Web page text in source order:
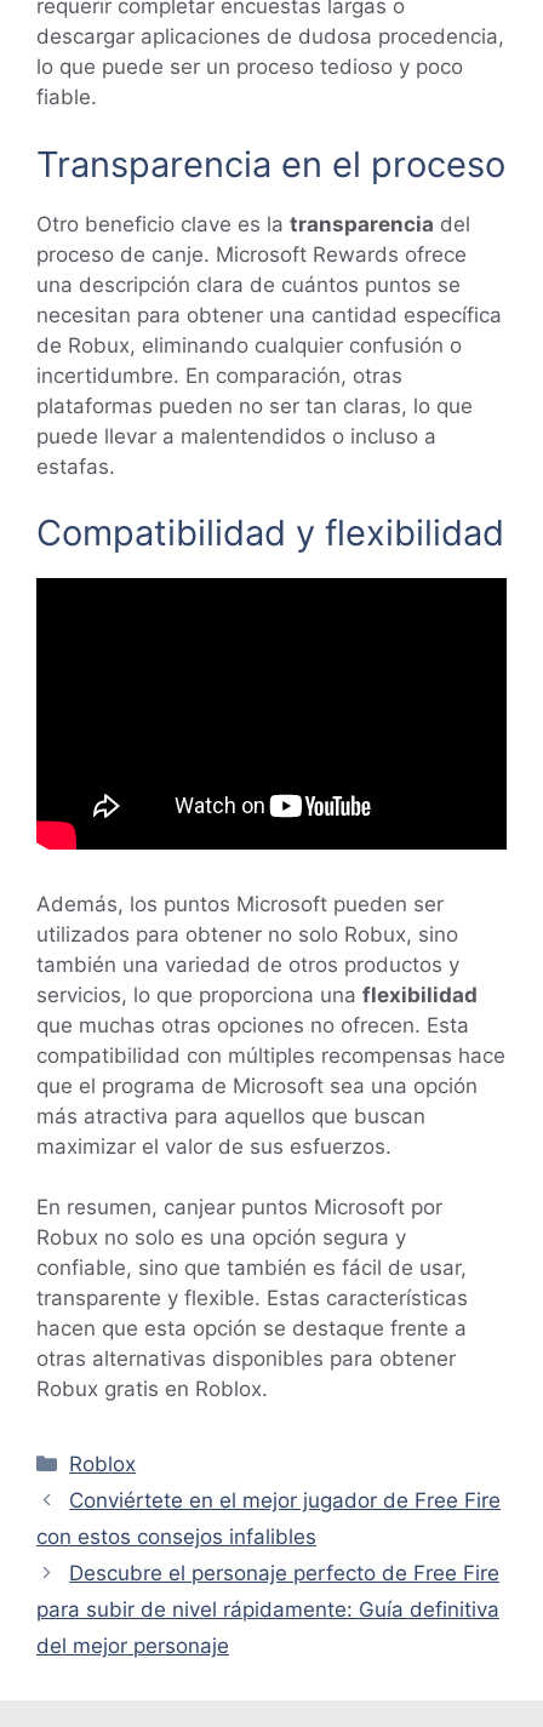
requerir completar encuestas largas o
descargar aplicaciones de dudosa procedencia,
lo que puede ser un proceso tedioso y poco
fiable.
Transparencia en el proceso
Otro beneficio clave es la transparencia del
proceso de canje. Microsoft Rewards ofrece
una descripción clara de cuántos puntos se
necesitan para obtener una cantidad específica
de Robux, eliminando cualquier confusión o
incertidumbre. En comparación, otras
plataformas pueden no ser tan claras, lo que
puede llevar a malentendidos o incluso a
estafas.
Compatibilidad y flexibilidad
Además, los puntos Microsoft pueden ser
utilizados para obtener no solo Robux, sino
también una variedad de otros productos y
servicios, lo que proporciona una flexibilidad
que muchas otras opciones no ofrecen. Esta
compatibilidad con múltiples recompensas hace
que el programa de Microsoft sea una opción
más atractiva para aquellos que buscan
maximizar el valor de sus esfuerzos.
En resumen, canjear puntos Microsoft por
Robux no solo es una opción segura y
confiable, sino que también es fácil de usar,
transparente y flexible. Estas características
hacen que esta opción se destaque frente a
otras alternativas disponibles para obtener
Robux gratis en Roblox.
Categorías
Roblox
Conviértete en el mejor jugador de Free Fire
con estos consejos infalibles
Descubre el personaje perfecto de Free Fire
para subir de nivel rápidamente: Guía definitiva
del mejor personaje